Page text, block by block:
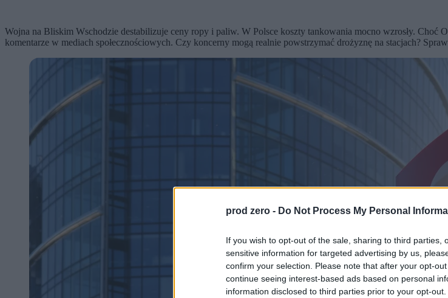
prod zero - Do Not Process My Personal
If you wish to opt-out of the sale, sharing to third parties,
sensitive information for targeted advertising by us,
confirm your selection. Please note that after your opt-
continue seeing interest-based ads based on personal
information disclosed to third parties prior to your opt-
Wojna na Bliskim Wschodzie destabilizuje ceny ropy i paliw. W Polsce koszty tankowania mocno wzrosły. Choć
komentarze w mediach społecznościowych. Czy koncerny mogą realnie powstrzymać drożyznę na stacjach?